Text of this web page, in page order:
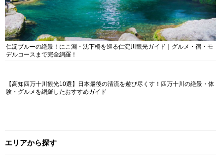
仁淀ブルーの絶景！にこ淵・沈下橋を巡る仁淀川観光ガイド｜グルメ・宿・モ
デルコースまで完全網羅！
【高知四万十川観光10選】日本最後の清流を遊び尽くす！四万十川の絶景・体
験・グルメを網羅したおすすめガイド
エリアから探す